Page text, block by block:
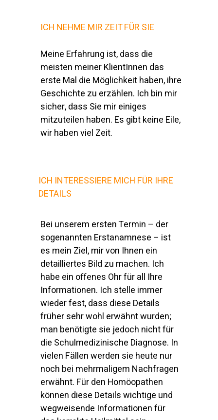
ICH NEHME MIR ZEIT FÜR SIE
Meine Erfahrung ist, dass die
meisten meiner KlientInnen das
erste Mal die Möglichkeit haben, ihre
Geschichte zu erzählen. Ich bin mir
sicher, dass Sie mir einiges
mitzuteilen haben. Es gibt keine Eile,
wir haben viel Zeit.
ICH INTERESSIERE MICH FÜR IHRE
DETAILS
Bei unserem ersten Termin – der
sogenannten Erstanamnese – ist
es mein Ziel, mir von Ihnen ein
detailliertes Bild zu machen. Ich
habe ein offenes Ohr für all Ihre
Informationen. Ich stelle immer
wieder fest, dass diese Details
früher sehr wohl erwähnt wurden;
man benötigte sie jedoch nicht für
die Schulmedizinische Diagnose. In
vielen Fällen werden sie heute nur
noch bei mehrmaligem Nachfragen
erwähnt. Für den Homöopathen
können diese Details wichtige und
wegweisende Informationen für